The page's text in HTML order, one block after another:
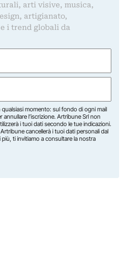
arti visive, musica,
artigianato,
i trend globali da
qualsiasi momento: sul fondo di ogni mail
annullare l’iscrizione. Artribune Srl non
i tuoi dati secondo le tue indicazioni.
cancellerà i tuoi dati personali dal
ti invitiamo a consultare la nostra